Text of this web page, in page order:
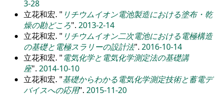
3-28
立花和宏.
リチウムイオン電池製造における塗布・乾
燥の勘どころ . 2013-2-14
立花和宏.
リチウムイオン二次電池における電極構造
の基礎と電極スラリーの設計法 . 2016-10-14
立花和宏.
電気化学と電気化学測定法の基礎講
座 . 2014-10-10
立花和宏. 基礎からわかる電気化学測定技術と蓄電デ
バイスへの応用 . 2015-11-20